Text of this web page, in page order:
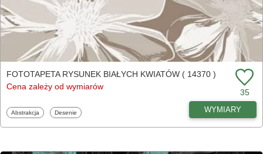
FOTOTAPETA RYSUNEK BIAŁYCH KWIATÓW ( 14370 )
Cena zależy od wymiarów
35
Fototapety
Abstrakcja Fototapety
Desenie WYMIARY